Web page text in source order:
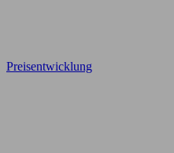
Preisentwicklung